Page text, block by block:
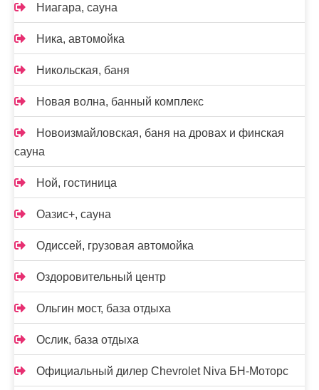
Ниагара, сауна
Ника, автомойка
Никольская, баня
Новая волна, банный комплекс
Новоизмайловская, баня на дровах и финская
сауна
Ной, гостиница
Оазис+, сауна
Одиссей, грузовая автомойка
Оздоровительный центр
Ольгин мост, база отдыха
Ослик, база отдыха
Официальный дилер Chevrolet Niva БН-Моторс